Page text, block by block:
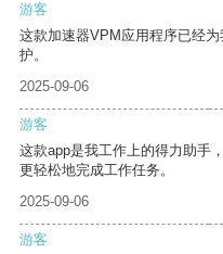
游客
这款加速器VPM应用程序已经
护。
2025-09-06
游客
这款app是我工作上的得力助手
更轻松地完成工作任务。
2025-09-06
游客